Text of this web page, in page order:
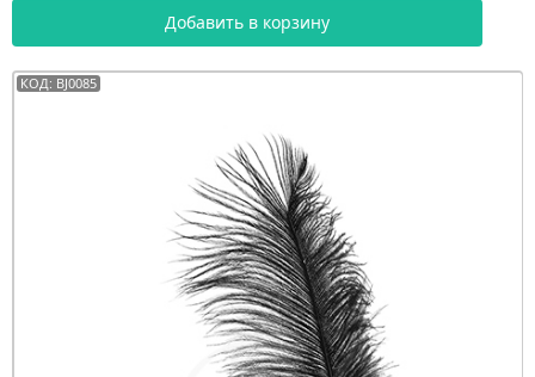
Добавить в корзину
КОД: BJ0085